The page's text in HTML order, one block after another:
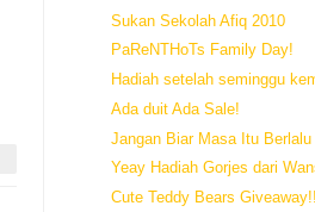
Sukan Sekolah Afiq 2010
PaReNTHoTs Family Day!
Hadiah setelah seminggu
Ada duit Ada Sale!
Jangan Biar Masa Itu Berlalu
Yeay Hadiah Gorjes dari
Cute Teddy Bears